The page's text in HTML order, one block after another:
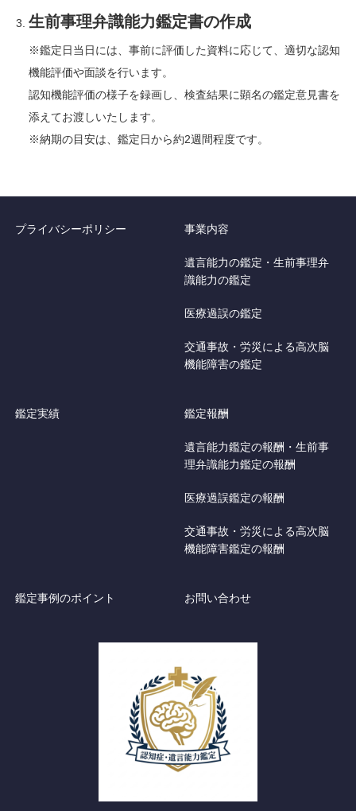
生前事理弁識能力鑑定書の作成
※鑑定日当日には、事前に評価した資料に応じて、適切な認知
機能評価や面談を行います。
認知機能評価の様子を録画し、検査結果に顕名の鑑定意見書を
添えてお渡しいたします。
※納期の目安は、鑑定日から約2週間程度です。
プライバシーポリシー 事業内容
遺言能力の鑑定・生前事理弁
識能力の鑑定
医療過誤の鑑定
交通事故・労災による高次脳
機能障害の鑑定
鑑定実績 鑑定報酬
遺言能力鑑定の報酬・生前事
理弁識能力鑑定の報酬
医療過誤鑑定の報酬
交通事故・労災による高次脳
機能障害鑑定の報酬
鑑定事例のポイント お問い合わせ